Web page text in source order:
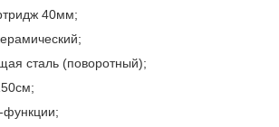
40мм;
сталь (поворотный);
функции;